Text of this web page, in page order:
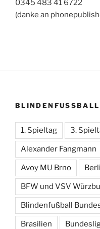
0345 483 41 6722
(danke an
BLINDENFUSSBALL
1. Spieltag 3.
Alexander Fangmann
Avoy MU Brno
BFW und VSV
Blindenfußball
Brasilien